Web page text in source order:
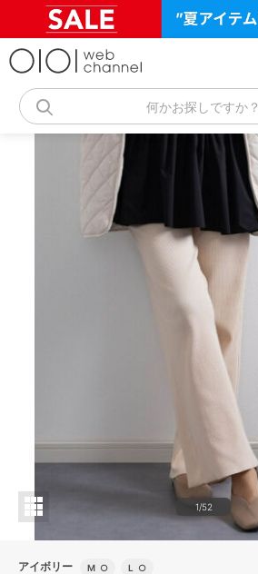
何かお探しですか？
1/52
アイボリー M ○ L ○